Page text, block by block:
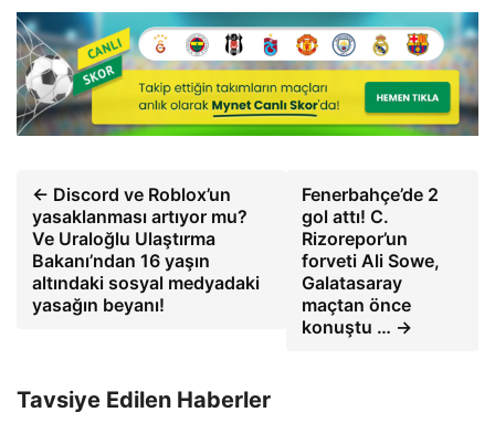
← Discord ve Roblox’un
yasaklanması artıyor mu?
Ve Uraloğlu Ulaştırma
Bakanı’ndan 16 yaşın
altındaki sosyal medyadaki
yasağın beyanı!
Fenerbahçe’de 2
gol attı! C.
Rizorepor’un
forveti Ali Sowe,
Galatasaray
maçtan önce
konuştu … →
Tavsiye Edilen Haberler